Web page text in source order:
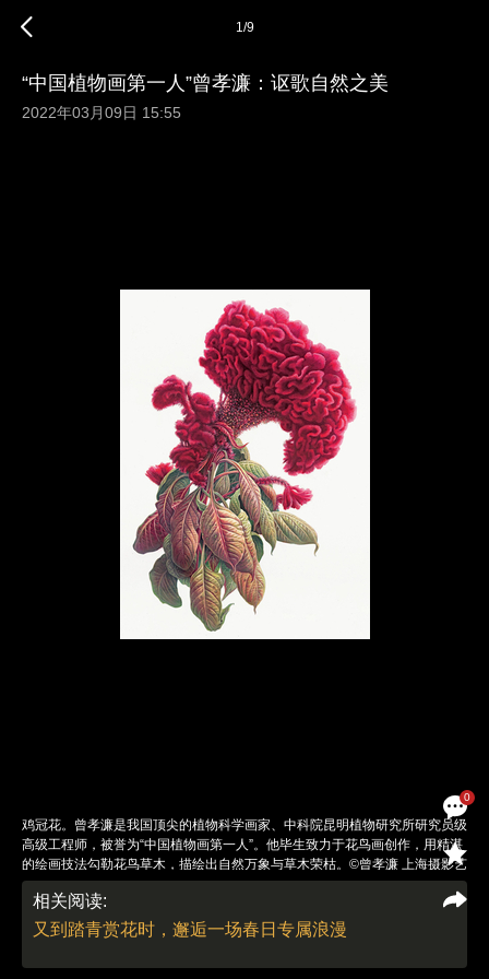
0
1/9
“中国植物画第一人”曾孝濂：讴歌自然之美
2022年03月09日 15:55
鸡冠花。曾孝濂是我国顶尖的植物科学画家、中科院昆明植物研究所研究员级
高级工程师，被誉为“中国植物画第一人”。他毕生致力于花鸟画创作，用精湛
的绘画技法勾勒花鸟草木，描绘出自然万象与草木荣枯。©曾孝濂 上海摄影艺
术中心供图
责任编辑：陈婉婷 | 版面编辑：邓舒方
相关阅读:
又到踏青赏花时，邂逅一场春日专属浪漫